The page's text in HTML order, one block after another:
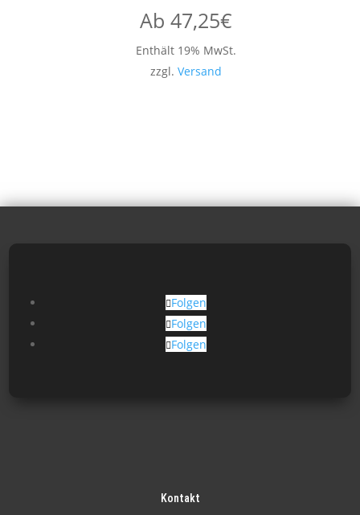
Ab 47,25€
Enthält 19% MwSt.
zzgl. Versand
Folgen
Folgen
Folgen
Kontakt